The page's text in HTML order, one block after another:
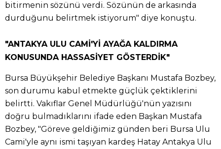
bitirmenin sözünü verdi. Sözünün de arkasında
durduğunu belirtmek istiyorum" diye konuştu.
"ANTAKYA ULU CAMİ'Yİ AYAĞA KALDIRMA
KONUSUNDA HASSASİYET GÖSTERDİK"
Bursa Büyükşehir Belediye Başkanı Mustafa Bozbey,
son durumu kabul etmekte güçlük çektiklerini
belirtti. Vakıflar Genel Müdürlüğü'nün yazısını
doğru bulmadıklarını ifade eden Başkan Mustafa
Bozbey, "Göreve geldiğimiz günden beri Bursa Ulu
Cami'yle aynı ismi taşıyan kardeş Hatay Antakya Ulu